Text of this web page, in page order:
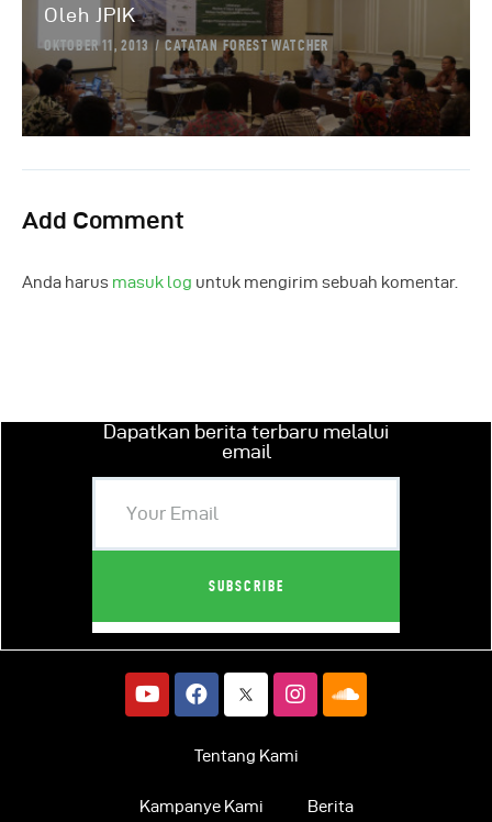
Oleh JPIK
OKTOBER 11, 2013 CATATAN FOREST WATCHER
Add Comment
Anda harus masuk log untuk mengirim sebuah komentar.
Dapatkan berita terbaru melalui
email
Tentang Kami
Kampanye Kami Berita